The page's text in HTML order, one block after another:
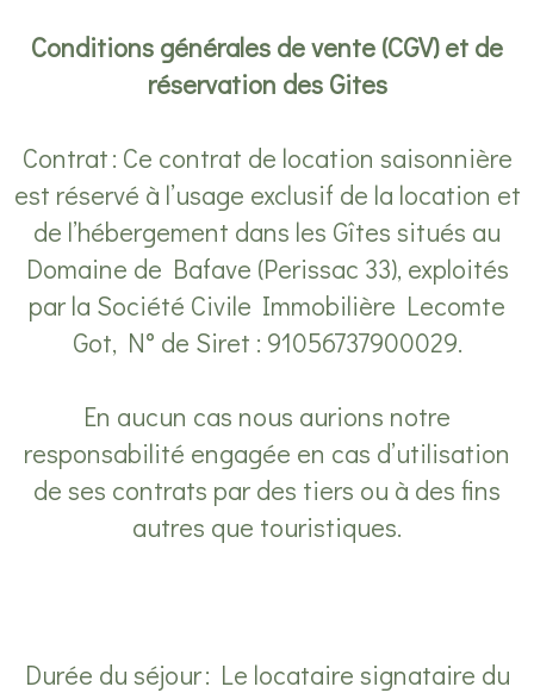
Conditions générales de vente (CGV) et de
réservation des Gites
Contrat : Ce contrat de location saisonnière
est réservé à l’usage exclusif de la location et
de l’hébergement dans les Gîtes situés au
Domaine de Bafave (Perissac 33), exploités
par la Société Civile Immobilière Lecomte
Got, N° de Siret : 91056737900029.
En aucun cas nous aurions notre
responsabilité engagée en cas d’utilisation
de ses contrats par des tiers ou à des fins
autres que touristiques.
Durée du séjour : Le locataire signataire du